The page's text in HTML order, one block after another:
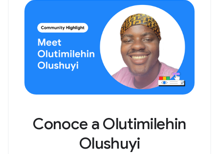
Conoce a Olutimilehin
Olushuyi